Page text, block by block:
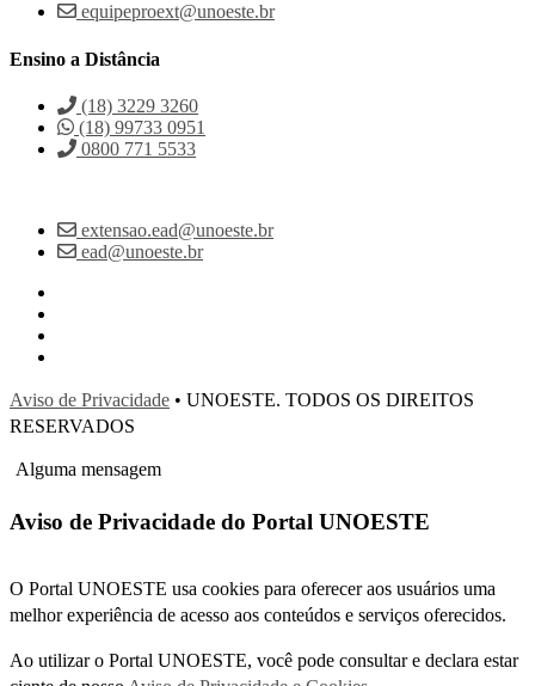
equipeproext@unoeste.br
Ensino a Distância
(18) 3229 3260
(18) 99733 0951
0800 771 5533
extensao.ead@unoeste.br
ead@unoeste.br
Aviso de Privacidade • UNOESTE. TODOS OS DIREITOS
RESERVADOS
Alguma mensagem
Aviso de Privacidade do Portal UNOESTE
O Portal UNOESTE usa cookies para oferecer aos usuários uma
melhor experiência de acesso aos conteúdos e serviços oferecidos.
Ao utilizar o Portal UNOESTE, você pode consultar e declara estar